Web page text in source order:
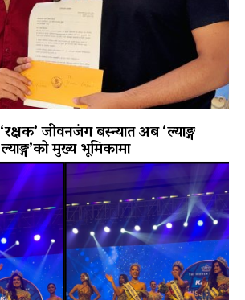
जीवनजंग बस्न्यात अब ‘ल्याङ्ग
ल्याङ्ग’को मुख्य भूमिकामा